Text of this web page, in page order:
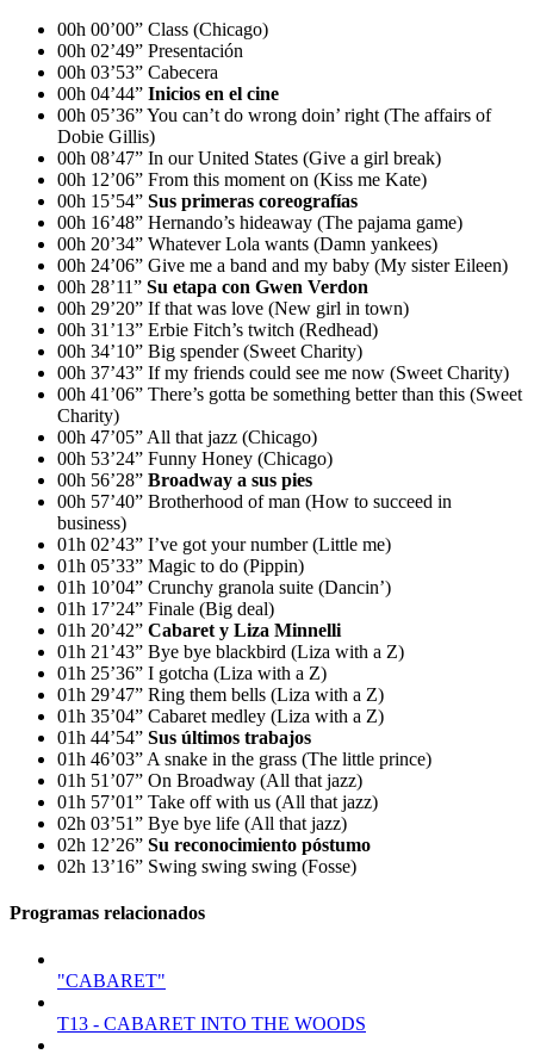
00h 00’00” Class (Chicago)
00h 02’49” Presentación
00h 03’53” Cabecera
00h 04’44” Inicios en el cine
00h 05’36” You can’t do wrong doin’ right (The affairs of
Dobie Gillis)
00h 08’47” In our United States (Give a girl break)
00h 12’06” From this moment on (Kiss me Kate)
00h 15’54” Sus primeras coreografías
00h 16’48” Hernando’s hideaway (The pajama game)
00h 20’34” Whatever Lola wants (Damn yankees)
00h 24’06” Give me a band and my baby (My sister Eileen)
00h 28’11” Su etapa con Gwen Verdon
00h 29’20” If that was love (New girl in town)
00h 31’13” Erbie Fitch’s twitch (Redhead)
00h 34’10” Big spender (Sweet Charity)
00h 37’43” If my friends could see me now (Sweet Charity)
00h 41’06” There’s gotta be something better than this (Sweet
Charity)
00h 47’05” All that jazz (Chicago)
00h 53’24” Funny Honey (Chicago)
00h 56’28” Broadway a sus pies
00h 57’40” Brotherhood of man (How to succeed in
business)
01h 02’43” I’ve got your number (Little me)
01h 05’33” Magic to do (Pippin)
01h 10’04” Crunchy granola suite (Dancin’)
01h 17’24” Finale (Big deal)
01h 20’42” Cabaret y Liza Minnelli
01h 21’43” Bye bye blackbird (Liza with a Z)
01h 25’36” I gotcha (Liza with a Z)
01h 29’47” Ring them bells (Liza with a Z)
01h 35’04” Cabaret medley (Liza with a Z)
01h 44’54” Sus últimos trabajos
01h 46’03” A snake in the grass (The little prince)
01h 51’07” On Broadway (All that jazz)
01h 57’01” Take off with us (All that jazz)
02h 03’51” Bye bye life (All that jazz)
02h 12’26” Su reconocimiento póstumo
02h 13’16” Swing swing swing (Fosse)
Programas relacionados
"CABARET"
T13 - CABARET INTO THE WOODS